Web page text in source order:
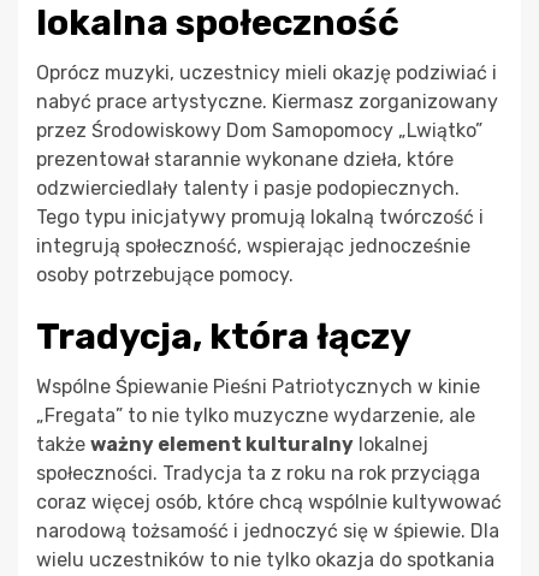
lokalna społeczność
Oprócz muzyki, uczestnicy mieli okazję podziwiać i
nabyć prace artystyczne. Kiermasz zorganizowany
przez Środowiskowy Dom Samopomocy „Lwiątko”
prezentował starannie wykonane dzieła, które
odzwierciedlały talenty i pasje podopiecznych.
Tego typu inicjatywy promują lokalną twórczość i
integrują społeczność, wspierając jednocześnie
osoby potrzebujące pomocy.
Tradycja, która łączy
Wspólne Śpiewanie Pieśni Patriotycznych w kinie
„Fregata” to nie tylko muzyczne wydarzenie, ale
także ważny element kulturalny lokalnej
społeczności. Tradycja ta z roku na rok przyciąga
coraz więcej osób, które chcą wspólnie kultywować
narodową tożsamość i jednoczyć się w śpiewie. Dla
wielu uczestników to nie tylko okazja do spotkania